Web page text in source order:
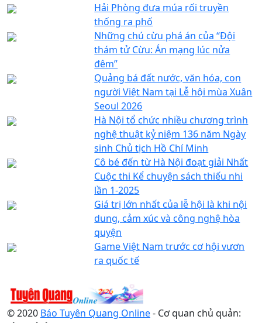
Hải Phòng đưa múa rối truyền
thống ra phố
Những chú cừu phá án của “Đội
thám tử Cừu: Án mạng lúc nửa
đêm”
Quảng bá đất nước, văn hóa, con
người Việt Nam tại Lễ hội mùa Xuân
Seoul 2026
Hà Nội tổ chức nhiều chương trình
nghệ thuật kỷ niệm 136 năm Ngày
sinh Chủ tịch Hồ Chí Minh
Cô bé đến từ Hà Nội đoạt giải Nhất
Cuộc thi Kể chuyện sách thiếu nhi
lần 1-2025
Giá trị lớn nhất của lễ hội là khi nội
dung, cảm xúc và công nghệ hòa
quyện
Game Việt Nam trước cơ hội vươn
ra quốc tế
© 2020 Báo Tuyên Quang Online- Cơ quan chủ quản: